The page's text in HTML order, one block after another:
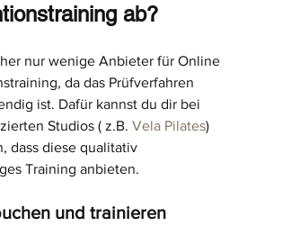
ab?
nur wenige Anbieter für Online
da das Prüfverfahren
ist. Dafür kannst du dir bei
Studios ( z.B. Vela Pilates)
dass diese qualitativ
Training anbieten.
und trainieren